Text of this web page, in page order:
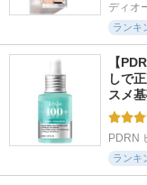
ディオ
ランキ
【
しで
スメ
PDRN
ランキ